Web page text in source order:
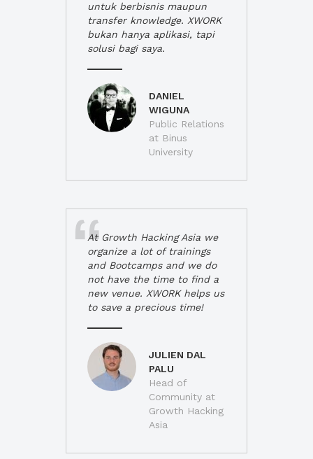
untuk berbisnis maupun
transfer knowledge. XWORK
bukan hanya aplikasi, tapi
solusi bagi saya.
DANIEL
WIGUNA
Public Relations
at Binus
University
At Growth Hacking Asia we
organize a lot of trainings
and Bootcamps and we do
not have the time to find a
new venue. XWORK helps us
to save a precious time!
JULIEN DAL
PALU
Head of
Community at
Growth Hacking
Asia